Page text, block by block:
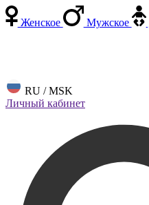
Женское Мужское
RU / MSK
Личный кабинет